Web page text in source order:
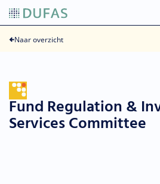
Overslaan
naar
inhoudNaar overzicht
Fund Regulation &
Services Committee